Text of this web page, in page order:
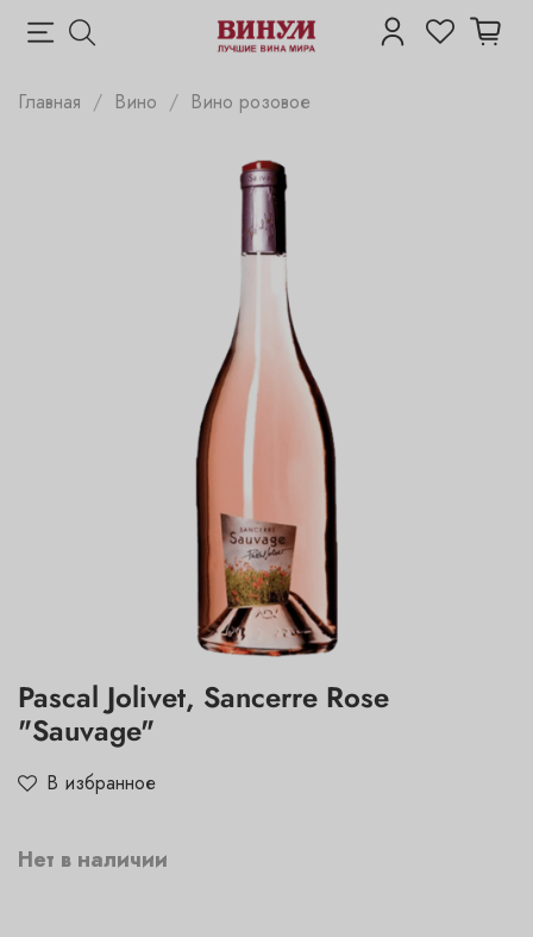
Главная Вино Вино розовое
Pascal Jolivet, Sancerre Rose
"Sauvage"
В избранное
Нет в наличии